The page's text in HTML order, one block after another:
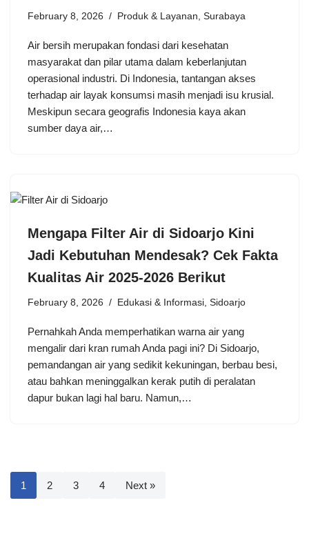
February 8, 2026 Produk & Layanan, Surabaya
Air bersih merupakan fondasi dari kesehatan
masyarakat dan pilar utama dalam keberlanjutan
operasional industri. Di Indonesia, tantangan akses
terhadap air layak konsumsi masih menjadi isu krusial.
Meskipun secara geografis Indonesia kaya akan
sumber daya air,…
Mengapa Filter Air di Sidoarjo Kini
Jadi Kebutuhan Mendesak? Cek Fakta
Kualitas Air 2025-2026 Berikut
February 8, 2026 Edukasi & Informasi, Sidoarjo
Pernahkah Anda memperhatikan warna air yang
mengalir dari kran rumah Anda pagi ini? Di Sidoarjo,
pemandangan air yang sedikit kekuningan, berbau besi,
atau bahkan meninggalkan kerak putih di peralatan
dapur bukan lagi hal baru. Namun,…
1 2 3 4 Next »